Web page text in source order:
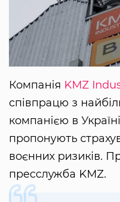
Компанія KMZ
співпрацю з
компанією в
пропонують
воєнних ризиків.
пресслужба KMZ.